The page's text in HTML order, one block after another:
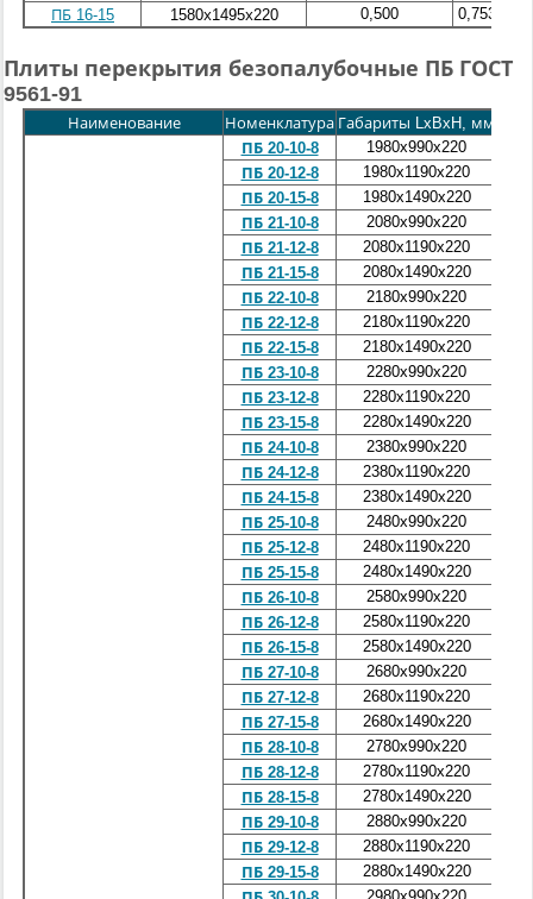
ПБ 16-15
1580х1495х220 0,500 0,753
Плиты перекрытия безопалубочные ПБ ГОСТ
9561-91
Наименование Номенклатура Габариты Lx Bx H, мм
ПБ 20-10-8
1980x990x220
ПБ 20-12-8
1980x1190x220
ПБ 20-15-8
1980x1490x220
ПБ 21-10-8
2080x990x220
ПБ 21-12-8
2080x1190x220
ПБ 21-15-8
2080x1490x220
ПБ 22-10-8
2180x990x220
ПБ 22-12-8
2180x1190x220
ПБ 22-15-8
2180x1490x220
ПБ 23-10-8
2280x990x220
ПБ 23-12-8
2280x1190x220
ПБ 23-15-8
2280x1490x220
ПБ 24-10-8
2380x990x220
ПБ 24-12-8
2380x1190x220
ПБ 24-15-8
2380x1490x220
ПБ 25-10-8
2480x990x220
ПБ 25-12-8
2480x1190x220
ПБ 25-15-8
2480x1490x220
ПБ 26-10-8
2580x990x220
ПБ 26-12-8
2580x1190x220
ПБ 26-15-8
2580x1490x220
ПБ 27-10-8
2680x990x220
ПБ 27-12-8
2680x1190x220
ПБ 27-15-8
2680x1490x220
ПБ 28-10-8
2780x990x220
ПБ 28-12-8
2780x1190x220
ПБ 28-15-8
2780x1490x220
ПБ 29-10-8
2880x990x220
ПБ 29-12-8
2880x1190x220
ПБ 29-15-8
2880x1490x220